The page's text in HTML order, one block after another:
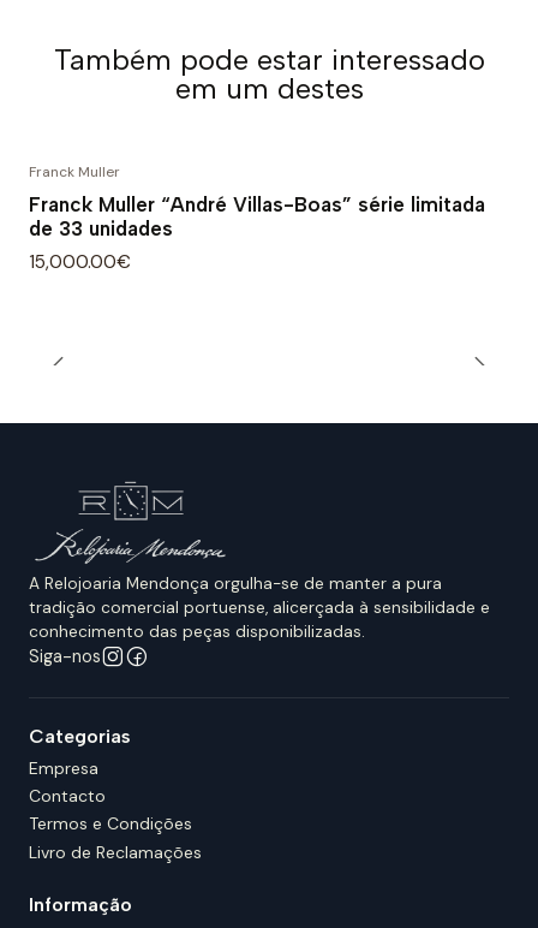
Também pode estar interessado
em um destes
Franck Muller
Franck Muller “André Villas-Boas” série limitada
de 33 unidades
15,000.00€
A Relojoaria Mendonça orgulha-se de manter a pura
tradição comercial portuense, alicerçada à sensibilidade e
conhecimento das peças disponibilizadas.
Siga-nos
Categorias
Empresa
Contacto
Termos e Condições
Livro de Reclamações
Informação